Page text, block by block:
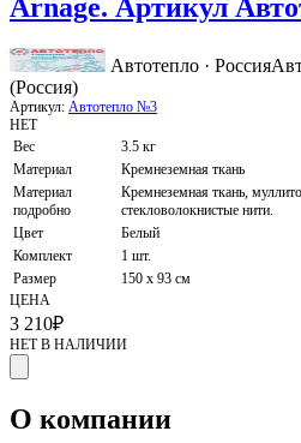
Arnage. Артикул
Автотепло · Россия
(Россия)
Артикул: Автотепло №3
НЕТ
Вес
3.5 кг
Материал
Кремнеземная ткань
Материал
подробно
Кремнеземная ткань,
стекловолокнистые нити.
Цвет
Белый
Комплект
1 шт.
Размер
150 х 93 см
ЦЕНА
3 210₽
НЕТ В НАЛИЧИИ
О компании